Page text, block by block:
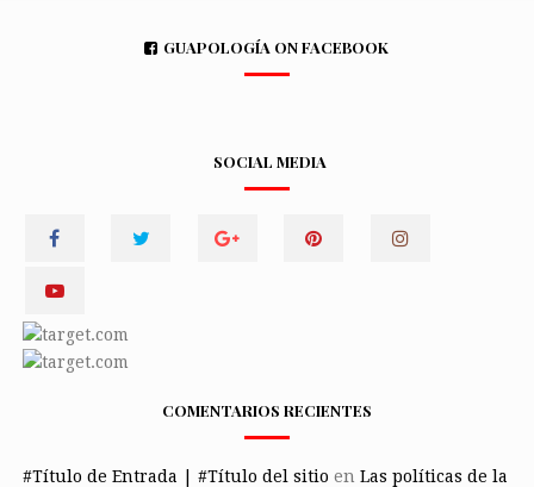
GUAPOLOGÍA ON FACEBOOK
SOCIAL MEDIA
COMENTARIOS RECIENTES
#Título de Entrada | #Título del sitio en Las políticas de la